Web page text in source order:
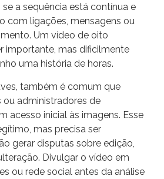
a sequência está contínua e
com ligações, mensagens ou
Um vídeo de oito
importante, mas dificilmente
uma história de horas.
também é comum que
ou administradores de
acesso inicial às imagens. Esse
mas precisa ser
gerar disputas sobre edição,
Divulgar o vídeo em
ou rede social antes da análise